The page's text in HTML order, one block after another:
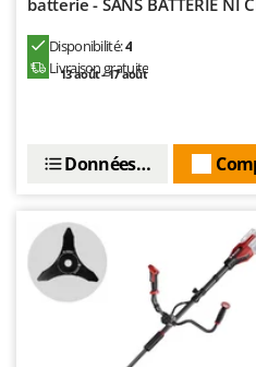
Mowox
MTD
Ninja
Novital
NuAir
NuovaFac
batterie - SANS BATTERIE NI
Disponibilité:4
Livraison gratuite
13 août - 17 août
Données techniques